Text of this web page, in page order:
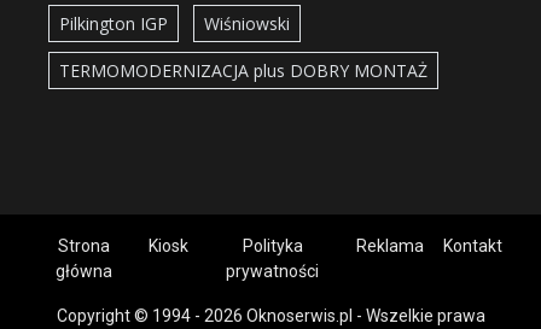
Pilkington IGP Wiśniowski
TERMOMODERNIZACJA plus DOBRY MONTAŻ
Strona
główna
Kiosk
Polityka
prywatności
Reklama Kontakt
Copyright © 1994 - 2026 Oknoserwis.pl - Wszelkie prawa